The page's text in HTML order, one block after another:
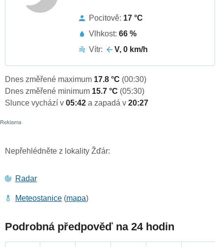
Pocitově: 17 °C
Vlhkost: 66 %
Vítr:
V, 0 km/h
Dnes změřené maximum 17.8 °C (00:30)
Dnes změřené minimum 15.7 °C (05:30)
Slunce vychází v 05:42 a zapadá v 20:27
Nepřehlédněte z lokality Žďár:
Radar
Meteostanice (mapa)
Podrobná předpověď na 24 hodin